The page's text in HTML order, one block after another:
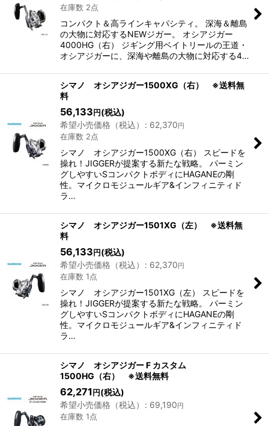
在庫数 2点
コンパクト＆高ラインキャパシティ。 深海＆離島
の大物に対応するNEWジガー。 オシアジガー
4000HG（右） ジギング用ベイトリールの王道・
オシアジガーに、深海や離島の大物に対応する4…
シマノ オシアジガー1500XG（右） ※送料無
料
56,133 円 (税込)
希望小売価格（税込）
: 62,370 円
在庫数 2点
シマノ オシアジガー1500XG（右） スピードを
操れ！JIGGERが提案する新たな戦略。 パーミン
グしやすいSコンパクトボディにHAGANEの剛
性。マイクロモジュールギア&インフィニティド
ラ…
シマノ オシアジガー1501XG（左） ※送料無
料
56,133 円 (税込)
希望小売価格（税込）
: 62,370 円
在庫数 1点
シマノ オシアジガー1501XG（左） スピードを
操れ！JIGGERが提案する新たな戦略。 パーミン
グしやすいSコンパクトボディにHAGANEの剛
性。マイクロモジュールギア&インフィニティド
ラ…
シマノ オシアジガー F カスタム
1500HG（右） ※送料無料
62,271 円 (税込)
希望小売価格（税込）
: 69,190 円
在庫数 1点